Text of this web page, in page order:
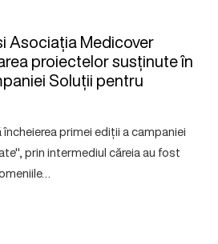
Asociația Medicover
proiectelor susținute în
Soluții pentru
primei ediții a campaniei
prin intermediul căreia au fost